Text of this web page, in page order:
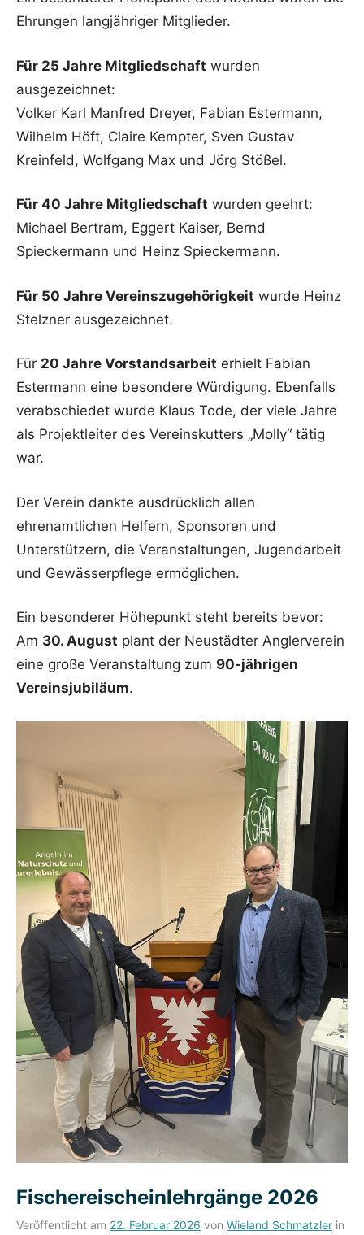
Ehrungen langjähriger Mitglieder.
Für 25 Jahre Mitgliedschaft wurden
ausgezeichnet:
Volker Karl Manfred Dreyer, Fabian Estermann,
Wilhelm Höft, Claire Kempter, Sven Gustav
Kreinfeld, Wolfgang Max und Jörg Stößel.
Für 40 Jahre Mitgliedschaft wurden geehrt:
Michael Bertram, Eggert Kaiser, Bernd
Spieckermann und Heinz Spieckermann.
Für 50 Jahre Vereinszugehörigkeit wurde Heinz
Stelzner ausgezeichnet.
Für 20 Jahre Vorstandsarbeit erhielt Fabian
Estermann eine besondere Würdigung. Ebenfalls
verabschiedet wurde Klaus Tode, der viele Jahre
als Projektleiter des Vereinskutters „Molly“ tätig
war.
Der Verein dankte ausdrücklich allen
ehrenamtlichen Helfern, Sponsoren und
Unterstützern, die Veranstaltungen, Jugendarbeit
und Gewässerpflege ermöglichen.
Ein besonderer Höhepunkt steht bereits bevor:
Am 30. August plant der Neustädter Anglerverein
eine große Veranstaltung zum 90-jährigen
Vereinsjubiläum.
Fischereischeinlehrgänge 2026
Veröffentlicht am 22. Februar 2026 von Wieland Schmatzler in